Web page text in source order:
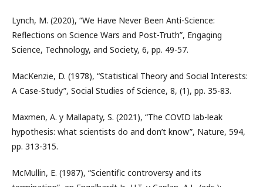
Lynch, M. (2020), “We Have Never Been Anti-Science:
Reflections on Science Wars and Post-Truth”, Engaging
Science, Technology, and Society, 6, pp. 49-57.
MacKenzie, D. (1978), “Statistical Theory and Social Interests:
A Case-Study”, Social Studies of Science, 8, (1), pp. 35-83.
Maxmen, A. y Mallapaty, S. (2021), “The COVID lab-leak
hypothesis: what scientists do and don’t know”, Nature, 594,
pp. 313-315.
McMullin, E. (1987), “Scientific controversy and its